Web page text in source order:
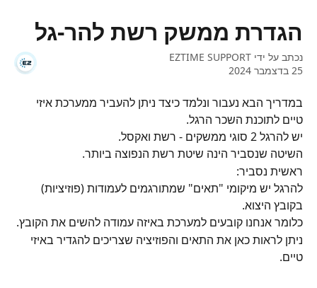
הגדרת ממשק רשת להר-גל
נכתב על ידי EZTIME SUPPORT
25 בדצמבר 2024
במדריך הבא נעבור ונלמד כיצד ניתן להעביר ממערכת איזי
טיים לתוכנת השכר הרגל.
יש להרגל 2 סוגי ממשקים - רשת ואקסל.
השיטה שנסביר הינה שיטת רשת הנפוצה ביותר.
ראשית נסביר:
להרגל יש מיקומי "תאים" שמתורגמים לעמודות (פוזיציות)
בקובץ היצוא.
כלומר אנחנו קובעים למערכת באיזה עמודה להשים את הקובץ.
ניתן לראות כאן את התאים והפוזיציה שצריכים להגדיר באיזי
טיים.